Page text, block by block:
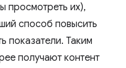
просмотреть их),
способ повысить
показатели. Таким
получают контент